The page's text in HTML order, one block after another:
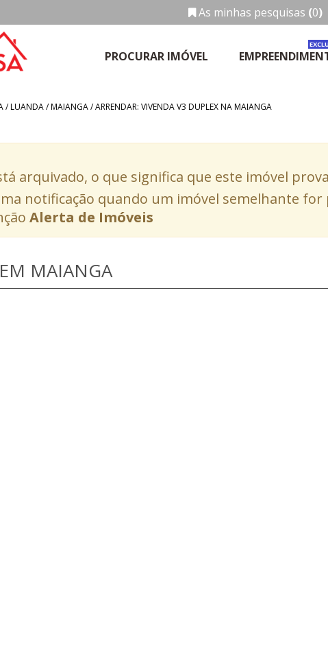
As minhas pesquisas (0)
PROCURAR IMÓVEL
/LUANDA/MAIANGA/ARRENDAR: VIVENDA V3 DUPLEX NA MAIANGA
arquivado, o que significa que este imóvel
notificação quando um imóvel semelhante
Alerta de Imóveis
MAIANGA